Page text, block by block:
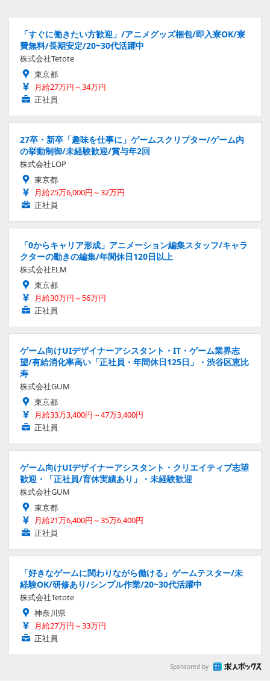
「すぐに働きたい方歓迎」/アニメグッズ梱包/即入寮OK/寮
費無料/長期安定/20~30代活躍中
株式会社Tetote
東京都
月給27万円～34万円
正社員
27卒・新卒「趣味を仕事に」ゲームスクリプター/ゲーム内
の挙動制御/未経験歓迎/賞与年2回
株式会社LOP
東京都
月給25万6,000円～32万円
正社員
「0からキャリア形成」アニメーション編集スタッフ/キャラ
クターの動きの編集/年間休日120日以上
株式会社ELM
東京都
月給30万円～56万円
正社員
ゲーム向けUIデザイナーアシスタント・IT・ゲーム業界志
望/有給消化率高い「正社員・年間休日125日」・渋谷区恵比
寿
株式会社GUM
東京都
月給33万3,400円～47万3,400円
正社員
ゲーム向けUIデザイナーアシスタント・クリエイティブ志望
歓迎・「正社員/育休実績あり」・未経験歓迎
株式会社GUM
東京都
月給21万6,400円～35万6,400円
正社員
「好きなゲームに関わりながら働ける」ゲームテスター/未
経験OK/研修あり/シンプル作業/20~30代活躍中
株式会社Tetote
神奈川県
月給27万円～33万円
正社員
Sponsored by